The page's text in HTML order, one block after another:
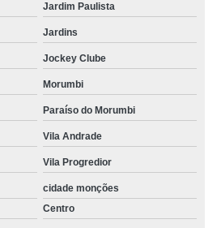
Jardim Paulista
Jardins
Jockey Clube
Morumbi
Paraíso do Morumbi
Vila Andrade
Vila Progredior
cidade monções
Centro